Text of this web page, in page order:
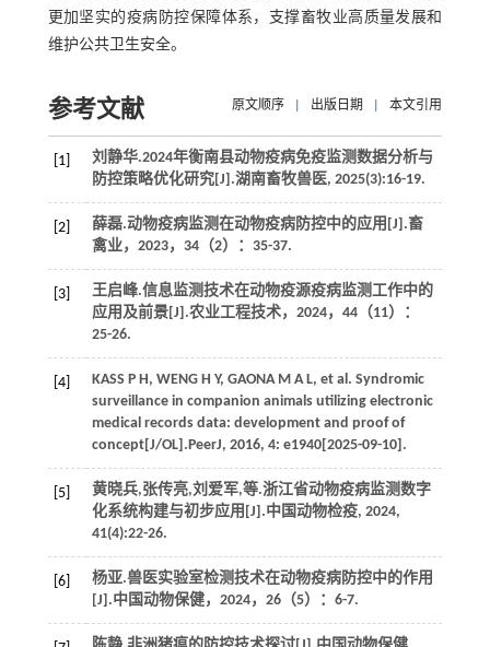
更加坚实的疫病防控保障体系，支撑畜牧业高质量发展和
维护公共卫生安全。
参考文献 原文顺序 出版日期 本文引用
[1]
刘静华.2024年衡南县动物疫病免疫监测数据分析与
防控策略优化研究[J].湖南畜牧兽医, 2025(3):16-19.
[2] 薛磊.动物疫病监测在动物疫病防控中的应用[J].畜
禽业， 2023， 34（2）：35-37.
[3]
王启峰.信息监测技术在动物疫源疫病监测工作中的
应用及前景[J].农业工程技术， 2024， 44（11）：
25-26.
[4] KASS P H, WENG H Y, GAONA M A L, et al. Syndromic
surveillance in companion animals utilizing electronic
medical records data: development and proof of
concept[J/OL].PeerJ, 2016, 4: e1940[2025-09-10].
[5] 黄晓兵,张传亮,刘爱军,等.浙江省动物疫病监测数字
化系统构建与初步应用[J].中国动物检疫, 2024,
41(4):22-26.
[6]
杨亚.兽医实验室检测技术在动物疫病防控中的作用
[J].中国动物保健， 2024， 26（5）：6-7.